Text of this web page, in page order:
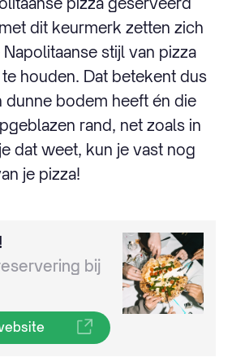
dit keurmerk zetten zich
stijl van pizza
houden. Dat betekent dus
dunne bodem heeft én die
rand, net zoals in
dat weet, kun je vast nog
je pizza!
bij